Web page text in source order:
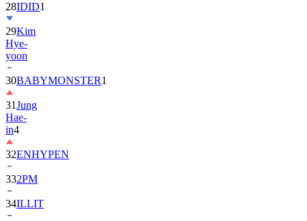
29Kim
Hye-
yoon
30BABYMONSTER
31Jung
Hae-
in4
32ENHYPEN
332PM
34ILLIT
35ATEEZ